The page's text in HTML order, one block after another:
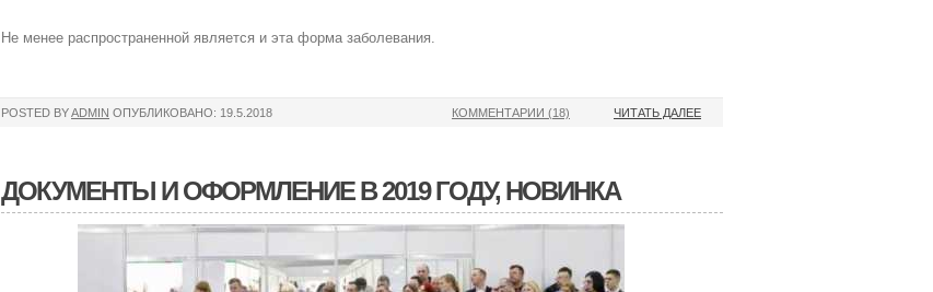
Не менее распространенной является и эта форма заболевания.
POSTED BYADMIN ОПУБЛИКОВАНО: 19.5.2018 ЧИТАТЬ ДАЛЕЕ
КОММЕНТАРИИ (18)
ДОКУМЕНТЫ И ОФОРМЛЕНИЕ В 2019 ГОДУ, НОВИНКА